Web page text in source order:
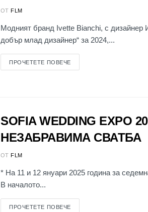
ОТ FLM
Модният бранд Ivette Bianchi, с дизайнер
добър млад дизайнер“ за 2024,...
ПРОЧЕТЕТЕ ПОВЕЧЕ
SOFIA WEDDING
НЕЗАБРАВИМА СВАТБА
ОТ FLM
* На 11 и 12 януари 2025 година за
В началото...
ПРОЧЕТЕТЕ ПОВЕЧЕ